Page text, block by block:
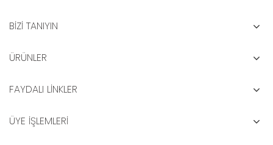
BİZİ TANIYIN
ÜRÜNLER
FAYDALI LİNKLER
ÜYE İŞLEMLERİ